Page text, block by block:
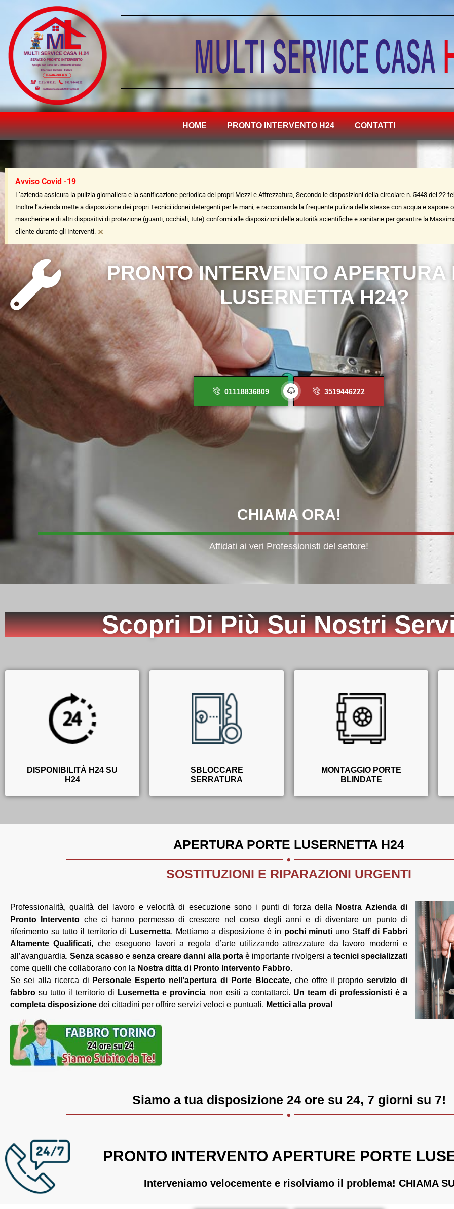
HOME PRONTO INTERVENTO H24 CONTATTI
Avviso Covid -19
L’azienda assicura la pulizia giornaliera e la sanificazione periodica dei propri Mezzi e Attrezzatura, Secondo le disposizioni della circolare n. 5443 del 22
Inoltre l’azienda mette a disposizione dei propri Tecnici idonei detergenti per le mani, e raccomanda la frequente pulizia delle stesse con acqua e sapone
mascherine e di altri dispositivi di protezione (guanti, occhiali, tute) conformi alle disposizioni delle autorità scientifiche e sanitarie per garantire la
cliente durante gli Interventi. ×
PRONTO INTERVENTO APERTURA
LUSERNETTA H24?
01118836809 3519446222
CHIAMA ORA!
Affidati ai veri Professionisti del settore!
Scopri Di Più Sui Nostri
DISPONIBILITÀ H24 SU
H24
SBLOCCARE
SERRATURA
MONTAGGIO PORTE
BLINDATE
APERTURA PORTE LUSERNETTA H24
.
SOSTITUZIONI E RIPARAZIONI URGENTI
Professionalità, qualità del lavoro e velocità di esecuzione sono i punti di forza della
Nostra Azienda di
Pronto Intervento che ci hanno permesso di crescere nel corso degli anni e di diventare un punto di
riferimento su tutto il territorio di Lusernetta. Mettiamo a disposizione è in pochi minuti uno Staff di Fabbri
Altamente Qualificati, che eseguono lavori a regola d’arte utilizzando attrezzature da lavoro moderni e
all’avanguardia.Senza scasso esenza creare danni alla portaè importante rivolgersi a tecnici specializzati
come quelli che collaborano con la Nostra ditta di Pronto Intervento Fabbro.
Se sei alla ricerca di Personale Esperto nell’apertura di Porte Bloccate, che offre il proprioservizio di
fabbro su tutto il territorio di Lusernetta e provincia non esiti a contattarci. Un team di professionisti è a
completa disposizione dei cittadini per offrire servizi veloci e puntuali. Mettici alla prova!
Siamo a tua disposizione 24 ore su 24, 7 giorni su 7!
.
PRONTO INTERVENTO APERTURE PORTE
Interveniamo velocemente e risolviamo il problema! CHIAMA